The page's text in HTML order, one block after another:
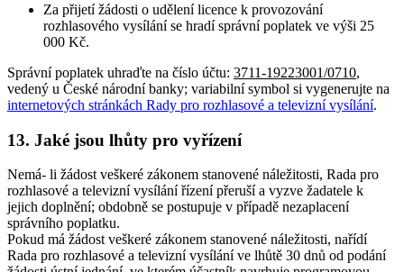
Za přijetí žádosti o udělení licence k provozování
rozhlasového vysílání se hradí správní poplatek ve výši 25
000 Kč.
Správní poplatek uhraďte na číslo účtu: 3711-19223001/0710,
vedený u České národní banky; variabilní symbol si vygenerujte na
internetových stránkách Rady pro rozhlasové a televizní vysílání.
13. Jaké jsou lhůty pro vyřízení
Nemá- li žádost veškeré zákonem stanovené náležitosti, Rada pro
rozhlasové a televizní vysílání řízení přeruší a vyzve žadatele k
jejich doplnění; obdobně se postupuje v případě nezaplacení
správního poplatku.
Pokud má žádost veškeré zákonem stanovené náležitosti, nařídí
Rada pro rozhlasové a televizní vysílání ve lhůtě 30 dnů od podání